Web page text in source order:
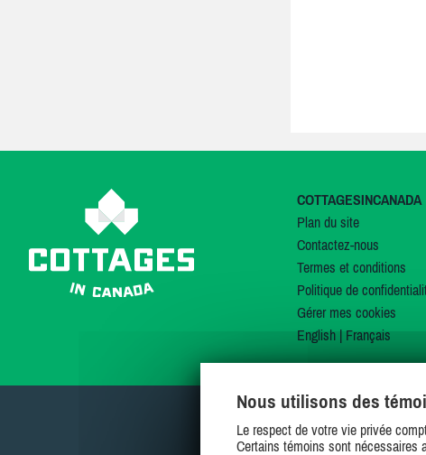
COTTAGESINCANADA
Plan du site
Contactez-nous
Termes et conditions
Politique de
Gérer mes cookies
English| Français
Nous utilisons des
Le respect de votre vie privée
Certains témoins sont nécessaires